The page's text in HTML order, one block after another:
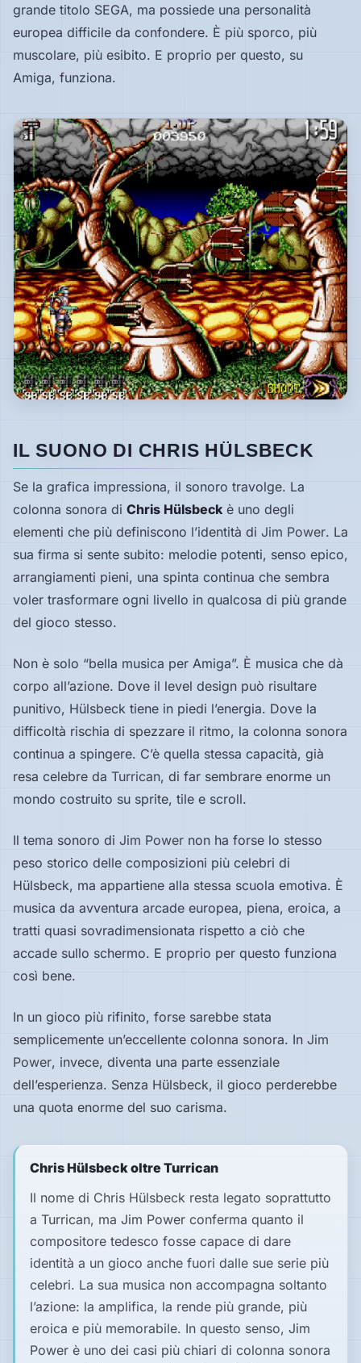
grande titolo SEGA, ma possiede una personalità
europea difficile da confondere. È più sporco, più
muscolare, più esibito. E proprio per questo, su
Amiga, funziona.
IL SUONO DI CHRIS HÜLSBECK
Se la grafica impressiona, il sonoro travolge. La
colonna sonora di Chris Hülsbeck è uno degli
elementi che più definiscono l’identità di Jim Power. La
sua firma si sente subito: melodie potenti, senso epico,
arrangiamenti pieni, una spinta continua che sembra
voler trasformare ogni livello in qualcosa di più grande
del gioco stesso.
Non è solo “bella musica per Amiga”. È musica che dà
corpo all’azione. Dove il level design può risultare
punitivo, Hülsbeck tiene in piedi l’energia. Dove la
difficoltà rischia di spezzare il ritmo, la colonna sonora
continua a spingere. C’è quella stessa capacità, già
resa celebre da Turrican, di far sembrare enorme un
mondo costruito su sprite, tile e scroll.
Il tema sonoro di Jim Power non ha forse lo stesso
peso storico delle composizioni più celebri di
Hülsbeck, ma appartiene alla stessa scuola emotiva. È
musica da avventura arcade europea, piena, eroica, a
tratti quasi sovradimensionata rispetto a ciò che
accade sullo schermo. E proprio per questo funziona
così bene.
In un gioco più rifinito, forse sarebbe stata
semplicemente un’eccellente colonna sonora. In Jim
Power, invece, diventa una parte essenziale
dell’esperienza. Senza Hülsbeck, il gioco perderebbe
una quota enorme del suo carisma.
Chris Hülsbeck oltre Turrican
Il nome di Chris Hülsbeck resta legato soprattutto
a Turrican, ma Jim Power conferma quanto il
compositore tedesco fosse capace di dare
identità a un gioco anche fuori dalle sue serie più
celebri. La sua musica non accompagna soltanto
l’azione: la amplifica, la rende più grande, più
eroica e più memorabile. In questo senso, Jim
Power è uno dei casi più chiari di colonna sonora